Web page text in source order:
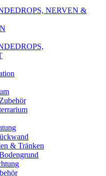
NERVEN &
& Tränken